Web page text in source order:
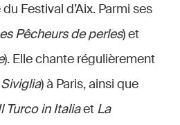
Festival d’Aix. Parmi ses
Pêcheurs de perles) et
). Elle chante régulièrement
) à Paris, ainsi que
Turco in Italiaet La